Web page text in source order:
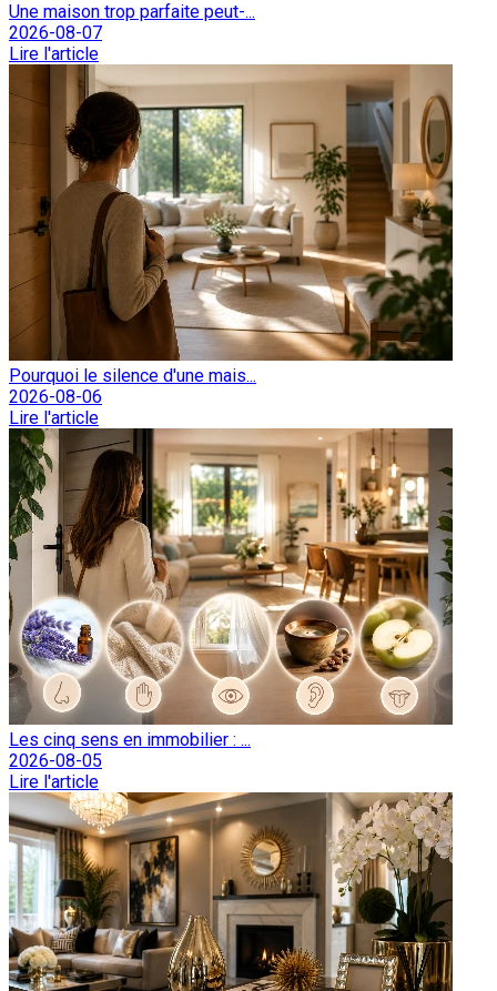
Une maison trop parfaite peut-...
2026-08-07
Lire l'article
Pourquoi le silence d'une mais...
2026-08-06
Lire l'article
Les cinq sens en immobilier : ...
2026-08-05
Lire l'article